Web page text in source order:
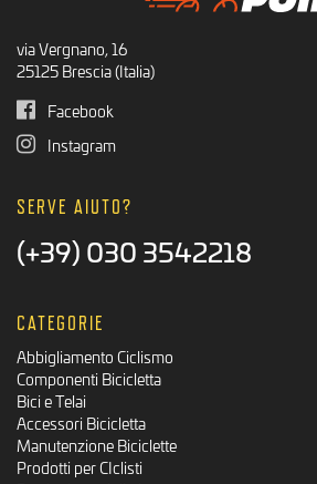
via Vergnano, 16
25125 Brescia (Italia)
Facebook
Instagram
SERVE AIUTO?
(+39) 030 3542218
CATEGORIE
Abbigliamento Ciclismo
Componenti Bicicletta
Bici e Telai
Accessori Bicicletta
Manutenzione Biciclette
Prodotti per CIclisti